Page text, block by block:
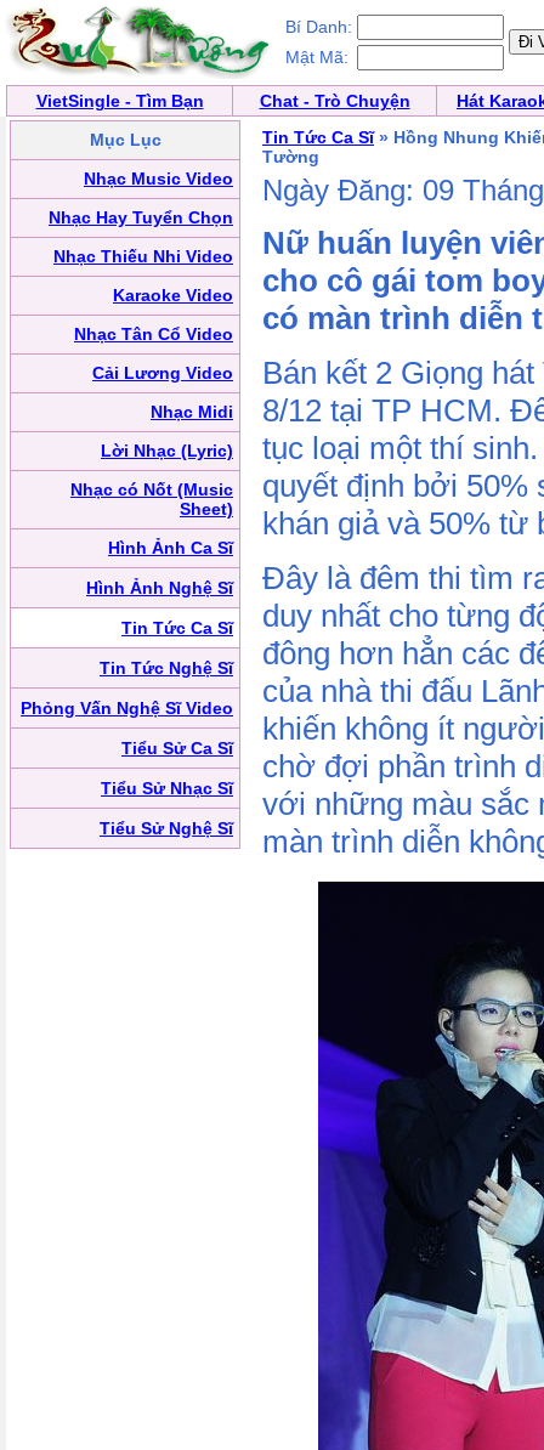
Bí Danh:
Mật Mã:
VietSingle - Tìm Bạn Chat - Trò Chuyện
Hát
Mục Lục
Nhạc Music Video
Nhạc Hay Tuyển Chọn
Nhạc Thiếu Nhi Video
Karaoke Video
Nhạc Tân Cổ Video
Cải Lương Video
Nhạc Midi
Lời Nhạc (Lyric)
Nhạc có Nốt (Music
Sheet)
Hình Ảnh Ca Sĩ
Hình Ảnh Nghệ Sĩ
Tin Tức Ca Sĩ
Tin Tức Nghệ Sĩ
Phỏng Vấn Nghệ Sĩ Video
Tiểu Sử Ca Sĩ
Tiểu Sử Nhạc Sĩ
Tiểu Sử Nghệ Sĩ
Tin Tức Ca Sĩ» Hồng Nhung
Tường
Ngày Đăng: 09
Nữ huấn luyện
cho cô gái tom
có màn trình diễn
Bán kết 2 Giọng
8/12 tại TP HCM.
tục loại một thí
quyết định bởi 50%
khán giả và 50% từ
Đây là đêm thi tìm
duy nhất cho từng
đông hơn hẳn các
của nhà thi đấu
khiến không ít
chờ đợi phần trình
với những màu sắc
màn trình diễn